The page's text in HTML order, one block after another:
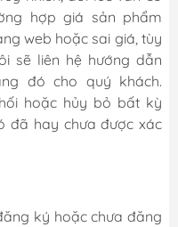
hợp giá sản phẩm
web hoặc sai giá, tùy
sẽ liên hệ hướng dẫn
đó cho quý khách.
hoặc hủy bỏ bất kỳ
đã hay chưa được xác
ký hoặc chưa đăng